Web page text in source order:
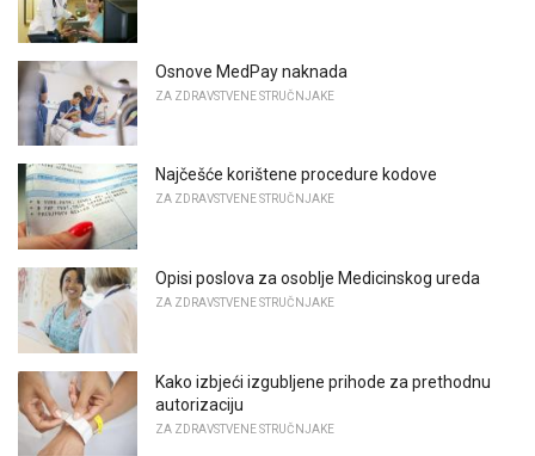
Osnove MedPay naknada
ZA ZDRAVSTVENE STRUČNJAKE
Najčešće korištene procedure kodove
ZA ZDRAVSTVENE STRUČNJAKE
Opisi poslova za osoblje Medicinskog ureda
ZA ZDRAVSTVENE STRUČNJAKE
Kako izbjeći izgubljene prihode za prethodnu
autorizaciju
ZA ZDRAVSTVENE STRUČNJAKE